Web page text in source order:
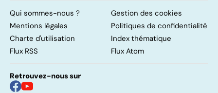
Qui sommes-nous ?
Gestion des cookies
Mentions légales
Politiques de confidentialité
Charte d'utilisation
Index thématique
Flux RSS
Flux Atom
Retrouvez-nous sur